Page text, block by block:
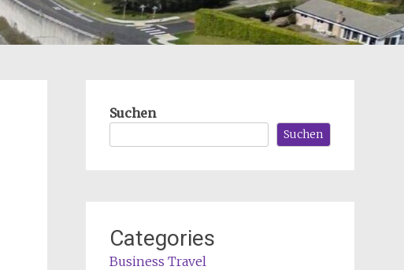
Suchen
Suchen
Categories
Business Travel